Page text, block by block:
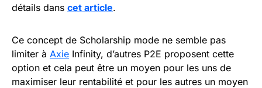
détails dans cet article.
Ce concept de Scholarship mode ne semble pas
limiter à Axie Infinity, d’autres P2E proposent cette
option et cela peut être un moyen pour les uns de
maximiser leur rentabilité et pour les autres un moyen